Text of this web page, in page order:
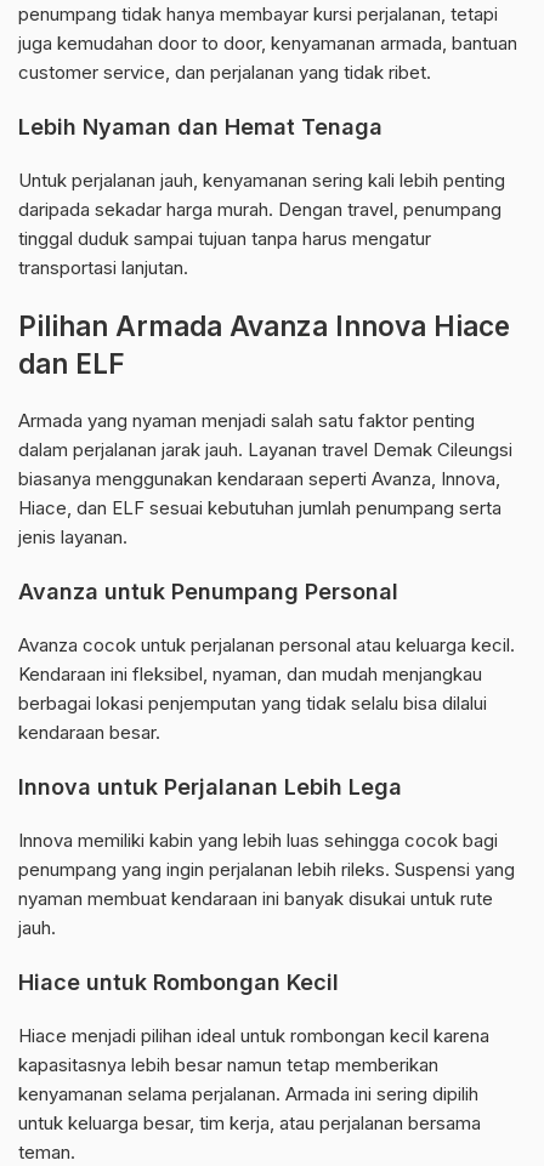
penumpang tidak hanya membayar kursi perjalanan, tetapi
juga kemudahan door to door, kenyamanan armada, bantuan
customer service, dan perjalanan yang tidak ribet.
Lebih Nyaman dan Hemat Tenaga
Untuk perjalanan jauh, kenyamanan sering kali lebih penting
daripada sekadar harga murah. Dengan travel, penumpang
tinggal duduk sampai tujuan tanpa harus mengatur
transportasi lanjutan.
Pilihan Armada Avanza Innova Hiace
dan ELF
Armada yang nyaman menjadi salah satu faktor penting
dalam perjalanan jarak jauh. Layanan travel Demak Cileungsi
biasanya menggunakan kendaraan seperti Avanza, Innova,
Hiace, dan ELF sesuai kebutuhan jumlah penumpang serta
jenis layanan.
Avanza untuk Penumpang Personal
Avanza cocok untuk perjalanan personal atau keluarga kecil.
Kendaraan ini fleksibel, nyaman, dan mudah menjangkau
berbagai lokasi penjemputan yang tidak selalu bisa dilalui
kendaraan besar.
Innova untuk Perjalanan Lebih Lega
Innova memiliki kabin yang lebih luas sehingga cocok bagi
penumpang yang ingin perjalanan lebih rileks. Suspensi yang
nyaman membuat kendaraan ini banyak disukai untuk rute
jauh.
Hiace untuk Rombongan Kecil
Hiace menjadi pilihan ideal untuk rombongan kecil karena
kapasitasnya lebih besar namun tetap memberikan
kenyamanan selama perjalanan. Armada ini sering dipilih
untuk keluarga besar, tim kerja, atau perjalanan bersama
teman.